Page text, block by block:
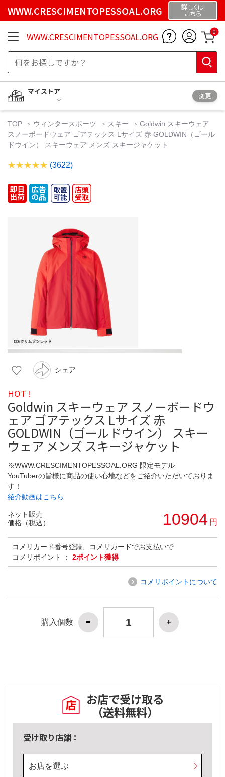
WWW.CRESCIMENTOPESSOAL.ORG 詳しくは
こちら
WWW.CRESCIMENTOPESSOAL.ORG 0
マイストア
変更
TOP ウィンタースポーツ スキー
Goldwin スキーウェア
スノーボードウェア ゴアテックス Lサイズ 赤 GOLDWIN（ゴール
ドウイン） スキーウェア メンズ スキージャケット
(3622)
シェア
HOT !
Goldwin スキーウェア スノーボードウ
ェア ゴアテックス Lサイズ 赤
GOLDWIN（ゴールドウイン） スキー
ウェア メンズ スキージャケット
※WWW.CRESCIMENTOPESSOAL.ORG 限定モデル
YouTuberの皆様に商品の使い心地などをご紹介いただいておりま
す！
紹介動画はこちら
ネット販売
価格（税込）
10904 円
コメリカード番号登録、コメリカードでお支払いで
コメリポイント ： 2ポイント獲得
コメリポイントについて
購入個数
お店で受け取る
（送料無料）
受け取り店舗：
お店を選ぶ